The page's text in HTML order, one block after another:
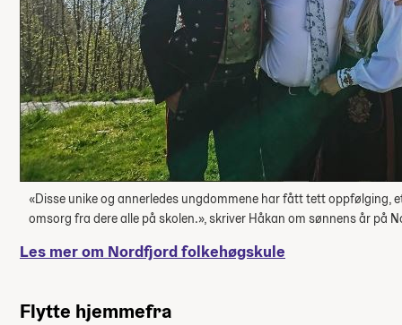
«Disse unike og annerledes ungdommene har fått tett oppfølging,
omsorg fra dere alle på skolen.», skriver Håkan om sønnens år på
Les mer om Nordfjord folkehøgskule
Flytte hjemmefra